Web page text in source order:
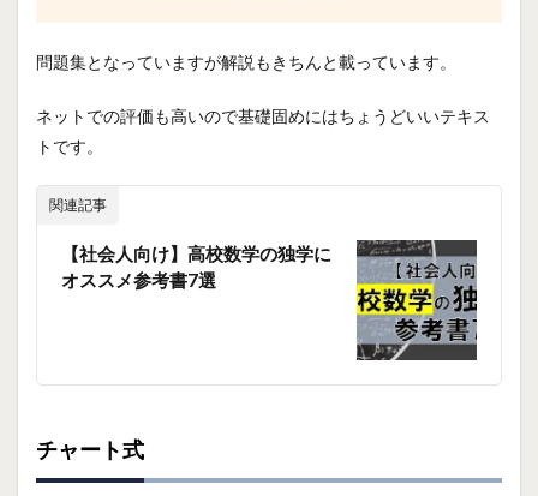
問題集となっていますが解説もきちんと載っています。
ネットでの評価も高いので基礎固めにはちょうどいいテキス
トです。
関連記事
【社会人向け】高校数学の独学に
オススメ参考書7選
チャート式